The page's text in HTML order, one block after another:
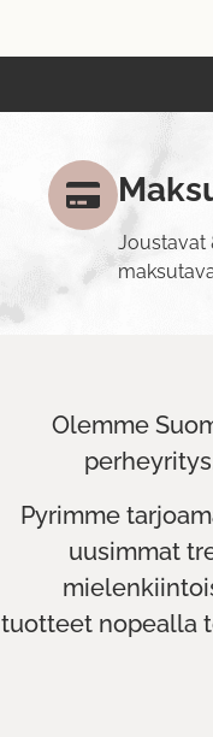
Joustavat
Olemme
Pyrimme
uusimmat
tuotteet nopealla